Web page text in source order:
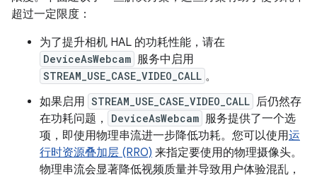
超过一定限度：
为了提升相机 HAL 的功耗性能，请在
DeviceAsWebcam 服务中启用
STREAM_USE_CASE_VIDEO_CALL 。
如果启用 STREAM_USE_CASE_VIDEO_CALL 后仍然存
在功耗问题，
DeviceAsWebcam 服务提供了一个选
项，即使用物理串流进一步降低功耗。您可以使用运
行时资源叠加层 (RRO) 来指定要使用的物理摄像头。
物理串流会显著降低视频质量并导致用户体验混乱，